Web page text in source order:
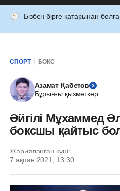
Бізбен бірге қатарынан
СПОРТ БОКС
Азамат Қабетов
Бұрынғы қызметкер
Әйгілі Мұхаммед
боксшы қайтыс
Жарияланған күні:
7 ақпан 2021, 13:30